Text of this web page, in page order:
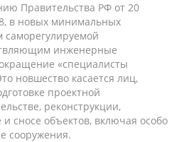
Правительства РФ от 20
в новых минимальных
саморегулируемой
инженерные
«специалисты
новшество касается лиц,
проектной
реконструкции,
сносе объектов, включая особо
сооружения.